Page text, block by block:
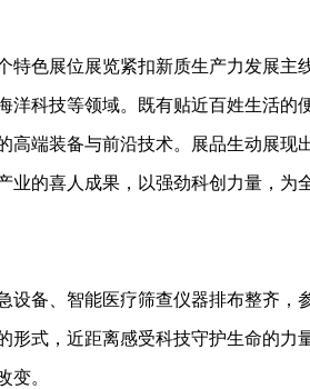
特色展位展览紧扣新质生产力发展主
洋科技等领域。既有贴近百姓生活的
高端装备与前沿技术。展品生动展现
业的喜人成果，以强劲科创力量，为
设备、智能医疗筛查仪器排布整齐，
形式，近距离感受科技守护生命的力
变。